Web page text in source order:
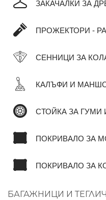
ЗАКАЧАЛКИ ЗА
ПРОЖЕКТОРИ -
СЕННИЦИ ЗА
КАЛЪФИ И
СТОЙКА ЗА ГУМИ
ПОКРИВАЛО ЗА
ПОКРИВАЛО ЗА
БАГАЖНИЦИ И